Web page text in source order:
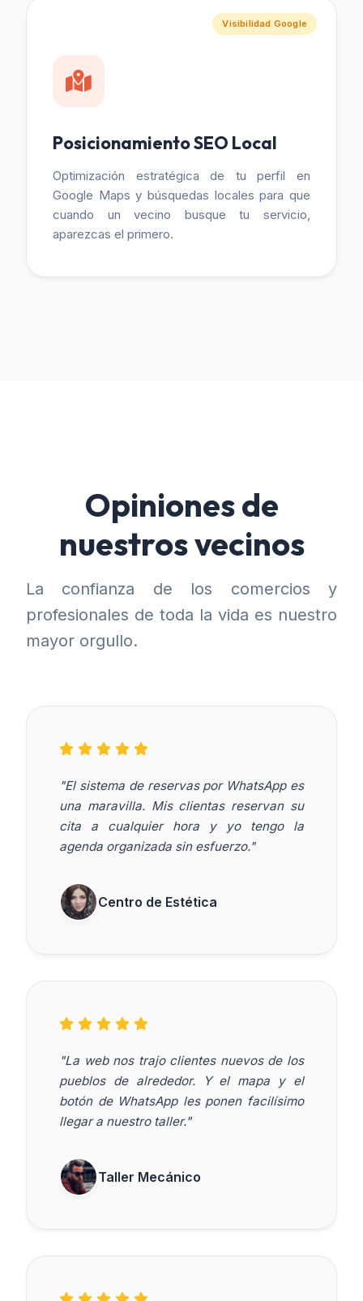
Visibilidad Google
Posicionamiento SEO Local
Optimización estratégica de tu perfil en
Google Maps y búsquedas locales para que
cuando un vecino busque tu servicio,
aparezcas el primero.
Opiniones de
nuestros vecinos
La confianza de los comercios y
profesionales de toda la vida es nuestro
mayor orgullo.
"El sistema de reservas por WhatsApp es
una maravilla. Mis clientas reservan su
cita a cualquier hora y yo tengo la
agenda organizada sin esfuerzo."
Centro de Estética
"La web nos trajo clientes nuevos de los
pueblos de alrededor. Y el mapa y el
botón de WhatsApp les ponen facilísimo
llegar a nuestro taller."
Taller Mecánico